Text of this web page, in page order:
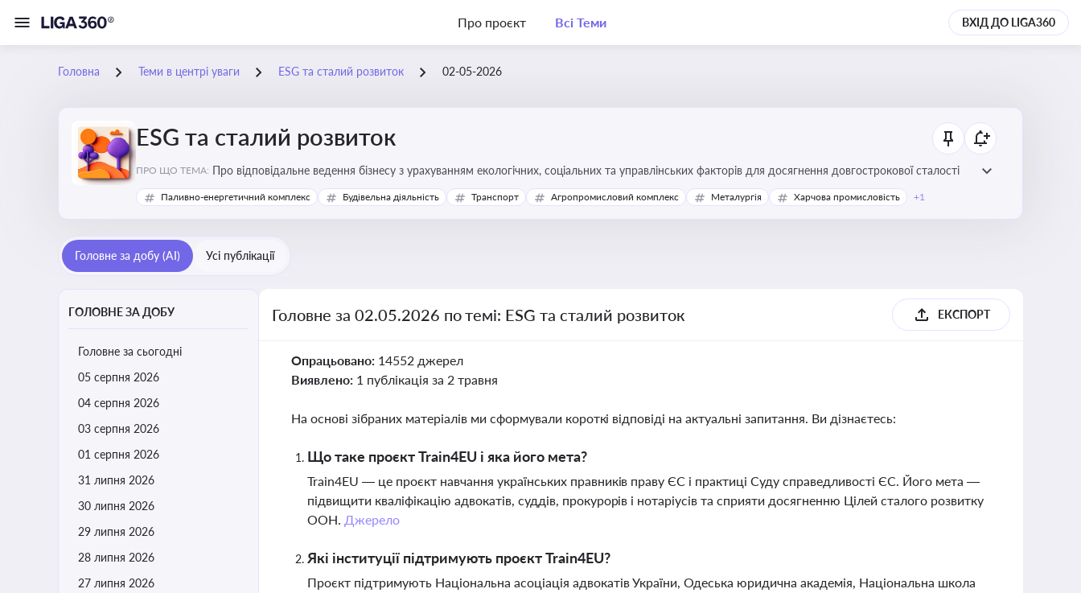
Про проєкт Всі Теми ВХІД ДО LIGA360
Головна Теми в центрі уваги ESG та сталий розвиток 02-05-2026
ESG та сталий розвиток
ПРО ЩО ТЕМА: Про відповідальне ведення бізнесу з урахуванням екологічних, соціальних та управлінських факторів для досягнення довгострокової сталості
Паливно-енергетичний комплекс Будівельна діяльність Транспорт Агропромисловий комплекс Металургія Харчова промисловість +1
Головне за добу (AI) Усі публікації
ГОЛОВНЕ ЗА ДОБУ
Головне за сьогодні
05 серпня 2026
04 серпня 2026
03 серпня 2026
01 серпня 2026
31 липня 2026
30 липня 2026
29 липня 2026
28 липня 2026
27 липня 2026
Головне за 02.05.2026 по темі: ESG та сталий розвиток ЕКСПОРТ
Опрацьовано: 14552 джерел
Виявлено: 1 публікація за 2 травня
На основі зібраних матеріалів ми сформували короткі відповіді на актуальні запитання. Ви дізнаєтесь:
Що таке проєкт Train4EU і яка його мета?
Train4EU — це проєкт навчання українських правників праву ЄС і практиці Суду справедливості ЄС. Його мета —
підвищити кваліфікацію адвокатів, суддів, прокурорів і нотаріусів та сприяти досягненню Цілей сталого розвитку
ООН. Джерело
Які інституції підтримують проєкт Train4EU?
Проєкт підтримують Національна асоціація адвокатів України, Одеська юридична академія, Національна школа